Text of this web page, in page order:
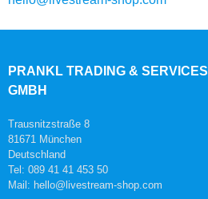
PRANKL TRADING & SERVICES
GMBH
Trausnitzstraße 8
81671 München
Deutschland
Tel: 089 41 41 453 50
Mail: hello@livestream-shop.com